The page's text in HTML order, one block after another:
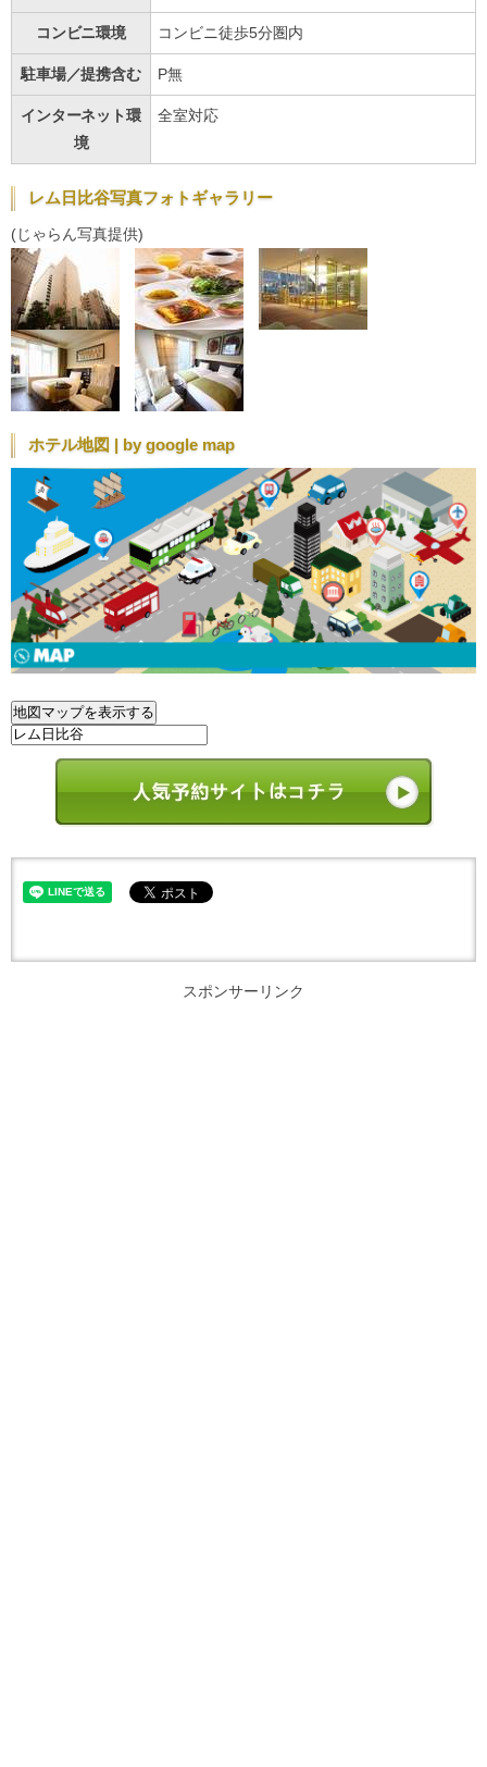
コンビニ環境 コンビニ徒歩5分圏内
駐車場／提携含む P無
インターネット環
境
全室対応
レム日比谷写真フォトギャラリー
(じゃらん写真提供)
ホテル地図 | by google map
スポンサーリンク